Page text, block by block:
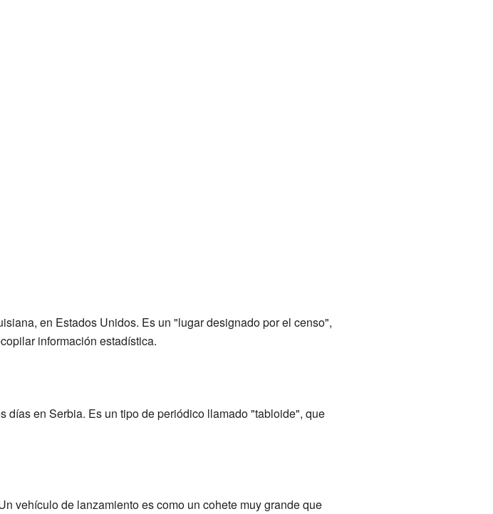
en Estados Unidos. Es un "lugar designado por el censo",
información estadística.
en Serbia. Es un tipo de periódico llamado "tabloide", que
vehículo de lanzamiento es como un cohete muy grande que